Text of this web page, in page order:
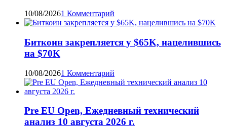
10/08/20261 Комментарий
Биткоин закрепляется у $65K, нацелившись
на $70K
10/08/20261 Комментарий
Pre EU Open, Ежедневный технический
анализ 10 августа 2026 г.